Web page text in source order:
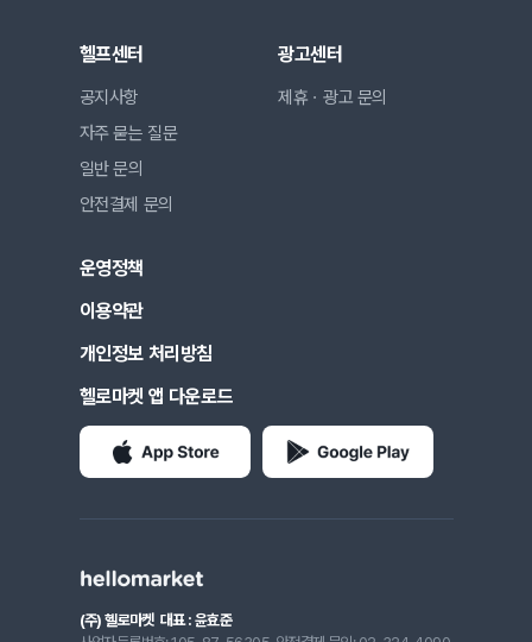
헬프센터
공지사항
자주 묻는 질문
일반 문의
안전결제 문의
광고센터
제휴ㆍ광고 문의
운영정책
이용약관
개인정보 처리방침
헬로마켓 앱 다운로드
(주) 헬로마켓 대표 : 윤효준